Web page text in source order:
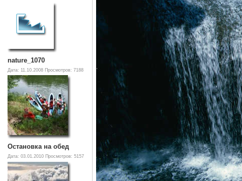
nature_1070
Дата: 11.10.2008 Просмотров: 7188
Остановка на обед
Дата: 03.01.2010 Просмотров: 5157